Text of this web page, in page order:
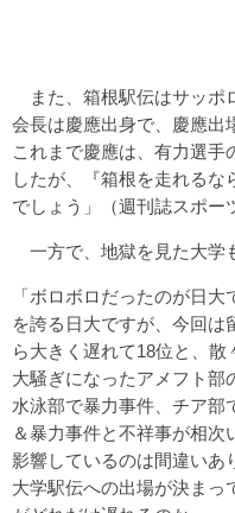
また、箱根駅伝はサッポ
会長は慶應出身で、慶應出
これまで慶應は、有力選
したが、『箱根を走れるな
でしょう」（週刊誌スポー
一方で、地獄を見た大学
「ボロボロだったのが日
を誇る日大ですが、今回
ら大きく遅れて18位と、散
大騒ぎになったアメフト部
水泳部で暴力事件、チア部
＆暴力事件と不祥事が相次
影響しているのは間違いあ
大学駅伝への出場が決まっ